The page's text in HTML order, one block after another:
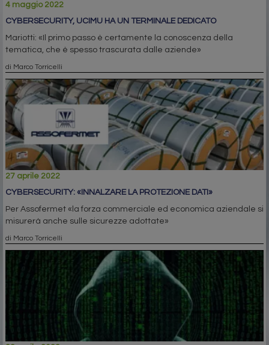
4 maggio 2022
CYBERSECURITY, UCIMU HA UN TERMINALE DEDICATO
Mariotti: «Il primo passo è certamente la conoscenza della
tematica, che è spesso trascurata dalle aziende»
di Marco Torricelli
27 aprile 2022
CYBERSECURITY: «INNALZARE LA PROTEZIONE DATI»
Per Assofermet «la forza commerciale ed economica aziendale si
misurerà anche sulle sicurezze adottate»
di Marco Torricelli